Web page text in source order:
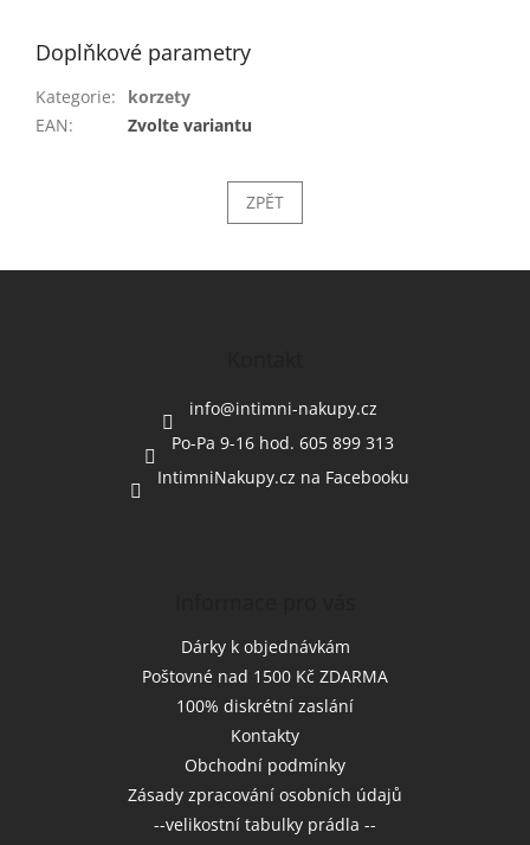
Doplňkové parametry
Kategorie:
korzety
EAN: Zvolte variantu
ZPĚT
info@intimni-nakupy.cz
Po-Pa 9-16 hod. 605 899 313
IntimniNakupy.cz na Facebooku
Dárky k objednávkám
Poštovné nad 1500 Kč ZDARMA
100% diskrétní zaslání
Kontakty
Obchodní podmínky
Zásady zpracování osobních údajů
--velikostní tabulky prádla --